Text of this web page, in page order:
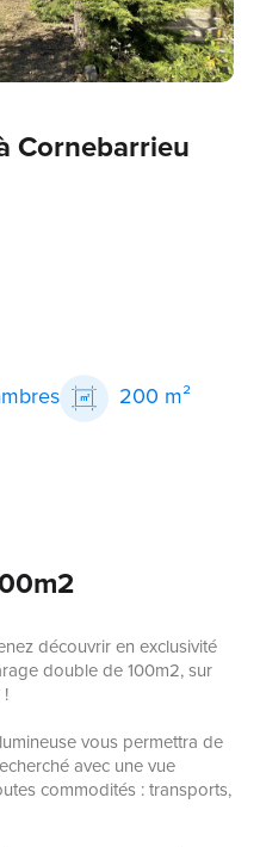
Cornebarrieu
200 m²
découvrir en exclusivité
double de 100m2, sur
vous permettra de
avec une vue
commodités : transports,